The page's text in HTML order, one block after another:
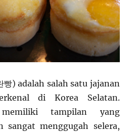
빵) adalah salah satu jajanan
di Korea Selatan.
tampilan yang
sangat menggugah selera,